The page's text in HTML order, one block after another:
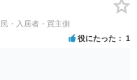
はありません。しかし、建
所有権はあくまで地主にあ
める行為は、他人の所有権
意義務違反とみなされる可
くで供養されたい場合は、
に直接埋めずに大きめの鉢
・入居者・買主側
役にたった 1